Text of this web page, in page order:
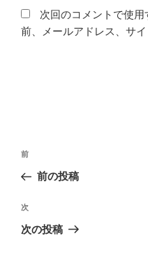
次回のコメントで使
前、メールアドレス、サイ
投
ビ
ゲ
前
の
稿
前
前の投稿
次
の
次
次の投稿